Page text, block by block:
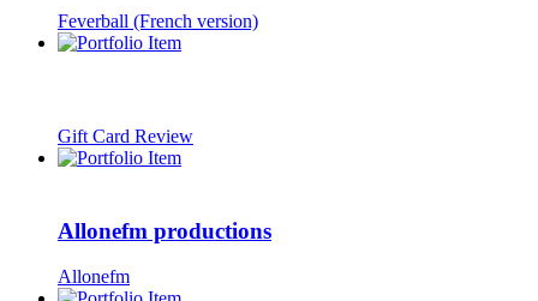
Feverball (French version)
Gift Card Review
Allonefm productions
Allonefm